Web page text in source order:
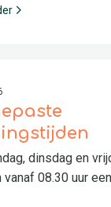
dinsdag en
vanaf 08.30 uur